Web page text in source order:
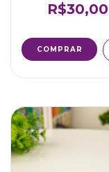
R$30,00
COMPRAR